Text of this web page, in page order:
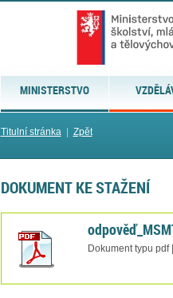
MINISTERSTVO
Titulní stránka| Zpět
DOKUMENT KE STAŽENÍ
Dokument typu pdf